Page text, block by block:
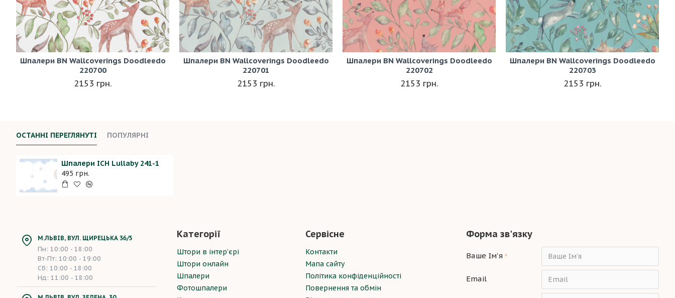
Шпалери BN Wallcoverings Doodleedo
220700
2153 грн.
Шпалери BN Wallcoverings Doodleedo
220701
2153 грн.
Шпалери BN Wallcoverings Doodleedo
220702
2153 грн.
Шпалери BN Wallcoverings Doodleedo
220703
2153 грн.
ОСТАННІ ПЕРЕГЛЯНУТІ ПОПУЛЯРНІ
Шпалери ICH Lullaby 241-1
495 грн.
М.ЛЬВІВ, ВУЛ. ЩИРЕЦЬКА 36/5
Пн: 10:00 - 18:00
Вт-Пт: 10:00 - 19:00
Сб: 10:00 - 18:00
Нд: 11:00 - 18:00
Категорії
Штори в інтер’єрі
Штори онлайн
Шпалери
Фотошпалери
Сервісне
Контакти
Мапа сайту
Політика конфіденційності
Повернення та обмін
Форма зв'язку
Ваше Ім'я
Email